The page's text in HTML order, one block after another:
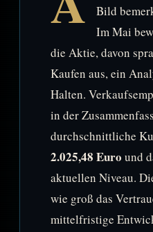
Bild
Im Mai
die Aktie, davon
Kaufen aus, ein
Halten.
in der
durchschnittliche
2.025,48 Euro und
aktuellen Niveau.
wie groß das
mittelfristige